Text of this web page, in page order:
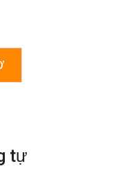
tự